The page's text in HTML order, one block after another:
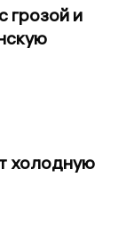
грозой и
холодную